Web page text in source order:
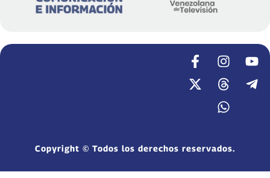
Copyright © Todos los derechos reservados.